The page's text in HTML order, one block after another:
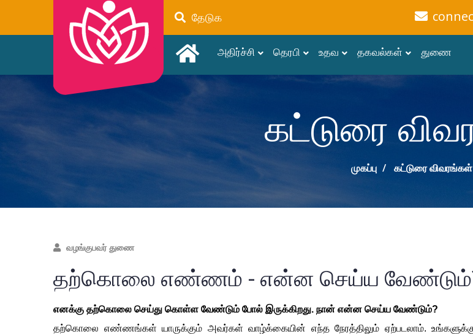
தேடுக
அதிர்ச்சி தெரபி உதவ தகவல்கள் துணை
கட்டுரை
முகப்பு கட்டுரை விவரங்கள்
வழங்குபவர் துணை
தற்கொலை எண்ணம் - என்ன செய்ய
எனக்கு தற்கொலை செய்து கொள்ள வேண்டும் போல் இருக்கிறது. நான் என்ன செய்ய வேண்டும்?
தற்கொலை எண்ணங்கள் யாருக்கும் அவர்கள் வாழ்க்கையின் எந்த நேரத்திலும் ஏற்படலாம்.